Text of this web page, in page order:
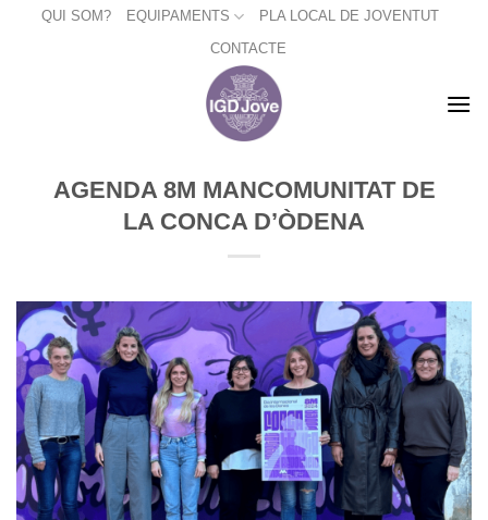
QUI SOM? EQUIPAMENTS
PLA LOCAL DE JOVENTUT
CONTACTE
AGENDA 8M MANCOMUNITAT DE
LA CONCA D’ÒDENA